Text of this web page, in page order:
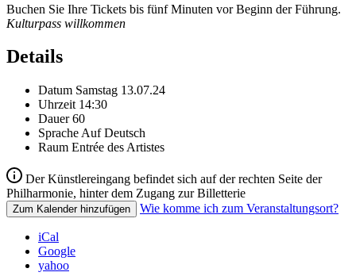
Buchen Sie Ihre Tickets bis fünf Minuten vor Beginn der Führung.
Kulturpass willkommen
Details
Datum Samstag 13.07.24
Uhrzeit 14:30
Dauer 60
Sprache Auf Deutsch
Raum Entrée des Artistes
Der Künstlereingang befindet sich auf der rechten Seite der
Philharmonie, hinter dem Zugang zur Billetterie
Zum Kalender hinzufügen Wie komme ich zum Veranstaltungsort?
iCal
Google
yahoo